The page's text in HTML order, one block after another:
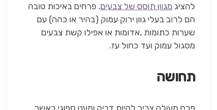
להציג מגוון תוסס של צבעים. פרחים באיכות טובה
הם לרוב בעלי גוון ירוק עמוק (בהיר או כהה) עם
שערות כתומות ,אדומות או אפילו קשת צבעים
מסגול עמוק ועד כחול עז.
תחושה
פרח מעולה צריך להיות דביק ומעט ספוגי כאשר